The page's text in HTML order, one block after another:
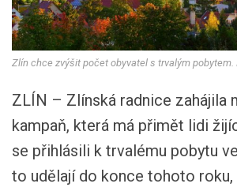
Zlín chce zvýšit počet obyvatel s trvalým pobytem.
ZLÍN – Zlínská radnice zahájila
kampaň, která má přimět lidi
se přihlásili k trvalému pobytu
to udělají do konce tohoto roku,